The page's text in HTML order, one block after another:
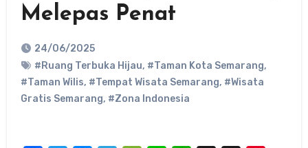
Melepas Penat
24/06/2025
#Ruang Terbuka Hijau, #Taman Kota Semarang,
#Taman Wilis, #Tempat Wisata Semarang, #Wisata
Gratis Semarang, #Zona Indonesia